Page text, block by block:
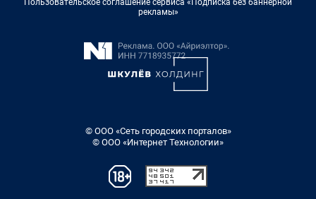
Пользовательское соглашение сервиса «Подписка без баннерной
рекламы»
© ООО «Сеть городских порталов»
© ООО «Интернет Технологии»